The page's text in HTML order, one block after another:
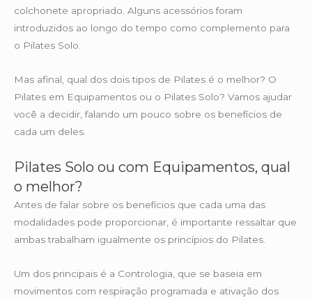
colchonete apropriado. Alguns acessórios foram
introduzidos ao longo do tempo como complemento para
o Pilates Solo.
Mas afinal, qual dos dois tipos de Pilates é o melhor? O
Pilates em Equipamentos ou o Pilates Solo? Vamos ajudar
você a decidir, falando um pouco sobre os benefícios de
cada um deles.
Pilates Solo ou com Equipamentos, qual
o melhor?
Antes de falar sobre os benefícios que cada uma das
modalidades pode proporcionar, é importante ressaltar que
ambas trabalham igualmente os princípios do Pilates.
Um dos principais é a Contrologia, que se baseia em
movimentos com respiração programada e ativação dos